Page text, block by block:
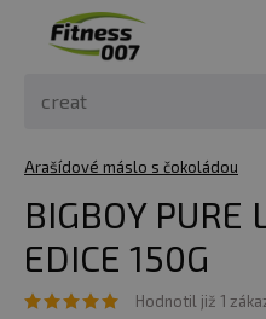
Arašídové máslo s čokoládou
BIGBOY PURE
EDICE 150G
Hodnotil již 1